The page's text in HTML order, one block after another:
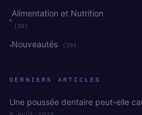
Alimentation et Nutrition
(20)
Nouveautés (29)
DERNIERS ARTICLES
Une poussée dentaire peut-elle